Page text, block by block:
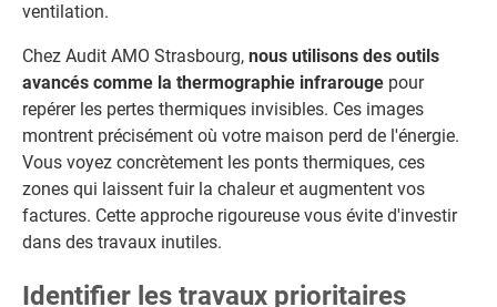
ventilation.
Chez Audit AMO Strasbourg, nous utilisons des outils
avancés comme la thermographie infrarouge pour
repérer les pertes thermiques invisibles. Ces images
montrent précisément où votre maison perd de l'énergie.
Vous voyez concrètement les ponts thermiques, ces
zones qui laissent fuir la chaleur et augmentent vos
factures. Cette approche rigoureuse vous évite d'investir
dans des travaux inutiles.
Identifier les travaux prioritaires